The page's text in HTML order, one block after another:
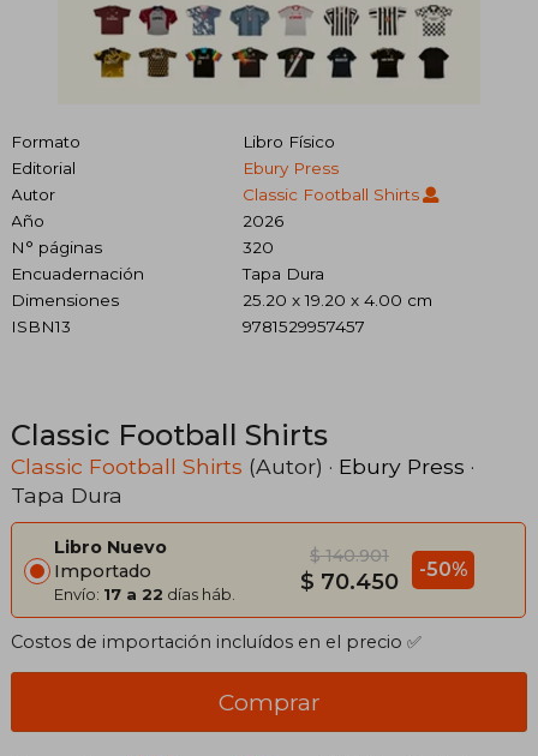
Formato
Libro Físico
Editorial
Ebury Press
Autor
Classic Football Shirts
Año
2026
N° páginas
320
Encuadernación
Tapa Dura
Dimensiones
25.20 x 19.20 x 4.00 cm
ISBN13
9781529957457
Classic Football Shirts
Classic Football Shirts (Autor) · Ebury Press ·
Tapa Dura
Libro Nuevo
Importado
Envío: 17 a 22 días háb.
$ 140.901
$ 70.450 -50%
Costos de importación incluídos en el precio ✅
Comprar